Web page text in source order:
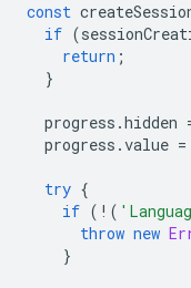
const
if (
return ;
}
progress .hidden
progress .value =
try {
if ( ! (
throw new
}